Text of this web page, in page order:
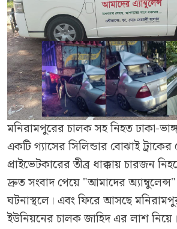
মনিরামপুরের চালক সহ নিহত ঢাকা-
একটি গ্যাসের সিলিন্ডার বোঝাই
প্রাইভেটকারের তীব্র ধাক্কায় চারজন
দ্রুত সংবাদ পেয়ে "আমাদের
ঘটনাস্থলে। এবং ফিরে আসছে
ইউনিয়নের চালক জাহিদ এর লাশ নিয়ে।